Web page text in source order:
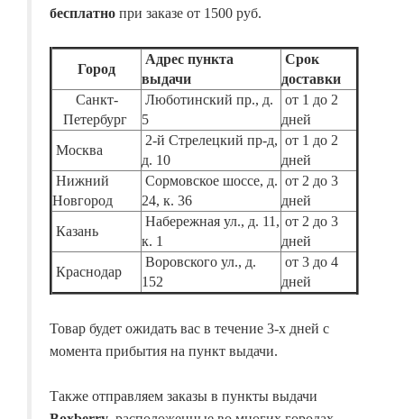
бесплатно при заказе от 1500 руб.
Город
Адрес пункта
выдачи
Срок
доставки
Санкт-
Петербург
Люботинский пр., д.
5
от 1 до 2
дней
Москва
2-й Стрелецкий пр-д,
д. 10
от 1 до 2
дней
Нижний
Новгород
Сормовское шоссе, д.
24, к. 36
от 2 до 3
дней
Казань
Набережная ул., д. 11,
к. 1
от 2 до 3
дней
Краснодар
Воровского ул., д.
152
от 3 до 4
дней
Товар будет ожидать вас в течение 3-х дней с
момента прибытия на пункт выдачи.
Также отправляем заказы в пункты выдачи